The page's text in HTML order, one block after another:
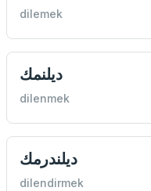
dilemek
ديلنمك
dilenmek
ديلندرمك
dilendirmek